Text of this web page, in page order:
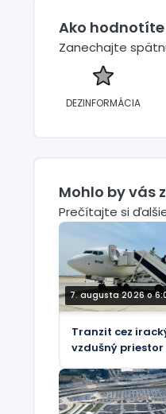
Ako
Zanechajte
DEZINFORMÁCIA
Mohlo by vás
Prečítajte si
7. augusta 2026 o
Tranzit cez
vzdušný priestor
ako 26 %